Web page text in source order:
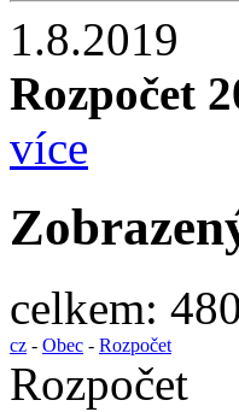
1.8.2019
Rozpočet
více
celkem:
cz - Obec - Rozpočet
Rozpočet